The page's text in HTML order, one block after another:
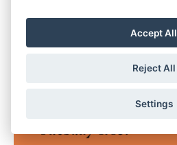
Accept All
Reject All
Settings